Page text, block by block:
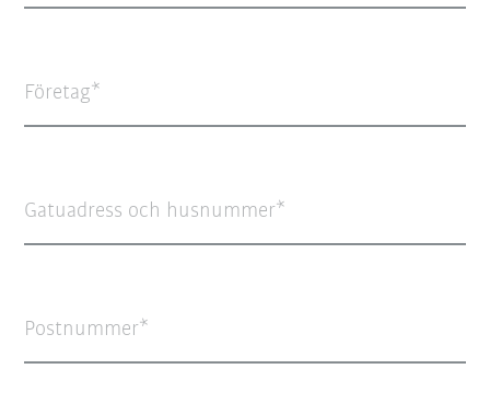
Företag
Gatuadress och husnummer
Postnummer